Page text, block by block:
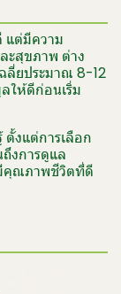
แต่มีความ
ะสุขภาพ ต่าง
ลี่ยประมาณ 8-12
ให้ดีก่อนเริ่ม
งแต่การเลือก
งการดูแล
คุณภาพชีวิตที่ดี